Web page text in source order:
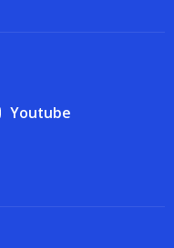
Youtube